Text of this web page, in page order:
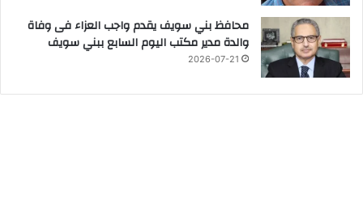
محافظ بني سويف يقدم واجب العزاء فى وفاة
والدة مدير مكتب اليوم السابع ببني سويف
2026-07-21